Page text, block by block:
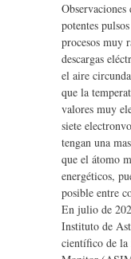
potentes
procesos muy
descargas
el aire
que la
valores muy
siete
tengan una
que el átomo
energéticos,
posible entre
En julio de
Instituto de
científico de la